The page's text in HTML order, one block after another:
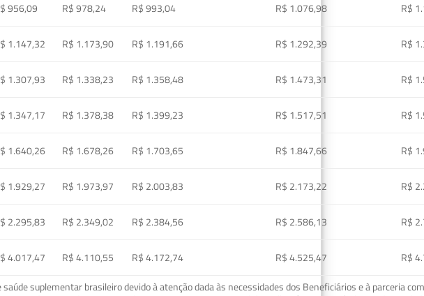
956,09 R$ 978,24 R$ 993,04 R$ 1.076,98
R$
1.147,32 R$ 1.173,90 R$ 1.191,66 R$ 1.292,39
R$
1.307,93 R$ 1.338,23 R$ 1.358,48 R$ 1.473,31
R$
1.347,17 R$ 1.378,38 R$ 1.399,23 R$ 1.517,51
R$
1.640,26 R$ 1.678,26 R$ 1.703,65 R$ 1.847,66
R$
1.929,27 R$ 1.973,97 R$ 2.003,83 R$ 2.173,22
R$
2.295,83 R$ 2.349,02 R$ 2.384,56 R$ 2.586,13
R$
4.017,47 R$ 4.110,55 R$ 4.172,74 R$ 4.525,47
R$
suplementar brasileiro devido à atenção dada às necessidades dos Beneficiários e à parceria